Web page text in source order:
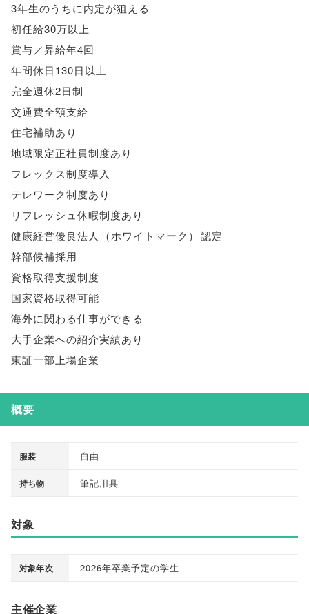
3年生のうちに内定が狙える
初任給30万以上
賞与／昇給年4回
年間休日130日以上
完全週休2日制
交通費全額支給
住宅補助あり
地域限定正社員制度あり
フレックス制度導入
テレワーク制度あり
リフレッシュ休暇制度あり
健康経営優良法人
（ホワイトマーク ） 認定
幹部候補採用
資格取得支援制度
国家資格取得可能
海外に関わる仕事ができる
大手企業への紹介実績あり
東証一部上場企業
概要
服装 自由
持ち物 筆記用具
対象
対象年次 2026年卒業予定の学生
主催企業